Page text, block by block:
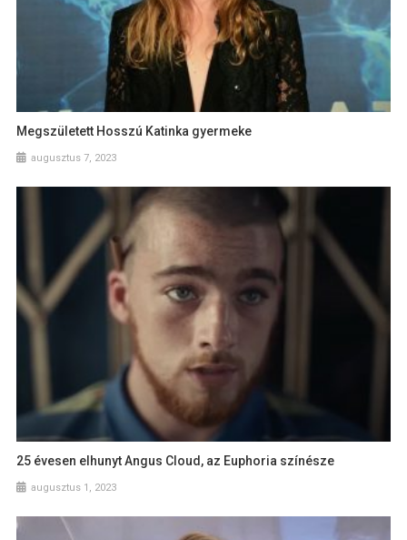
Megszületett Hosszú Katinka gyermeke
augusztus 7, 2023
25 évesen elhunyt Angus Cloud, az Euphoria színésze
augusztus 1, 2023